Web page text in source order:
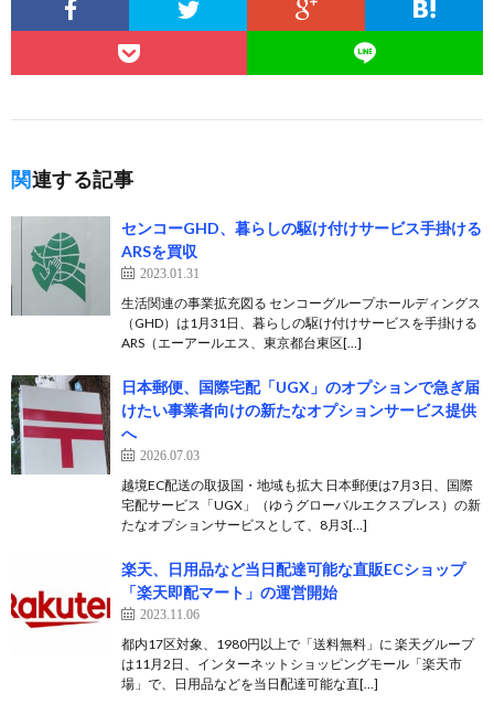
関連する記事
センコーGHD、暮らしの駆け付けサービス手掛ける
ARSを買収
2023.01.31
生活関連の事業拡充図る センコーグループホールディングス
（GHD）は1月31日、暮らしの駆け付けサービスを手掛ける
ARS（エーアールエス、東京都台東区[…]
日本郵便、国際宅配「UGX」のオプションで急ぎ届
けたい事業者向けの新たなオプションサービス提供
へ
2026.07.03
越境EC配送の取扱国・地域も拡大 日本郵便は7月3日、国際
宅配サービス「UGX」（ゆうグローバルエクスプレス）の新
たなオプションサービスとして、8月3[…]
楽天、日用品など当日配達可能な直販ECショップ
「楽天即配マート」の運営開始
2023.11.06
都内17区対象、1980円以上で「送料無料」に 楽天グループ
は11月2日、インターネットショッピングモール「楽天市
場」で、日用品などを当日配達可能な直[…]